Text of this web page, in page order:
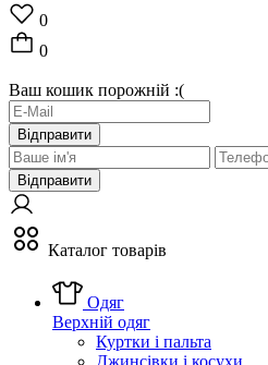
0
0
Ваш кошик порожній :(
Відправити
Відправити
Каталог товарів
Одяг
Верхній одяг
Куртки і пальта
Джинсівки і косухи